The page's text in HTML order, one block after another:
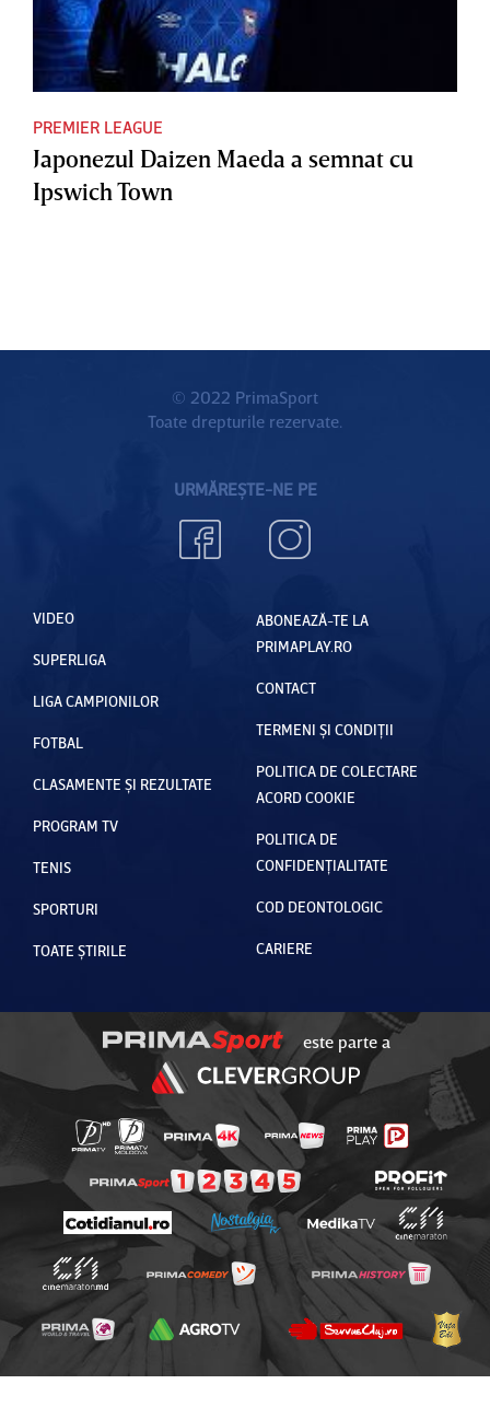
PREMIER LEAGUE
Japonezul Daizen Maeda a semnat cu
Ipswich Town
© 2022 PrimaSport
Toate drepturile rezervate.
URMĂREȘTE-NE PE
VIDEO
SUPERLIGA
LIGA CAMPIONILOR
FOTBAL
CLASAMENTE ȘI REZULTATE
PROGRAM TV
TENIS
SPORTURI
TOATE ȘTIRILE
ABONEAZĂ-TE LA
PRIMAPLAY.RO
CONTACT
TERMENI ȘI CONDIȚII
POLITICA DE COLECTARE
ACORD COOKIE
POLITICA DE
CONFIDENȚIALITATE
COD DEONTOLOGIC
CARIERE
este parte a